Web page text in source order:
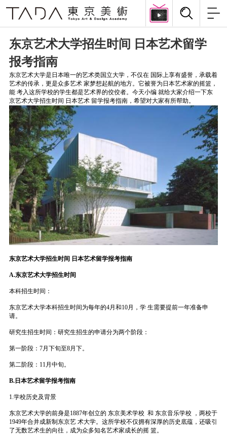
东京艺术大学招生时间 日本艺术留学
报考指南
东京艺术大学是日本唯一的艺术类国立大学，不仅在 国际上享有盛誉，承载着
艺术的传承，更是众多艺术 家梦想起航的地方。它被誉为日本艺术家的摇篮，
能 考入这所学校的学生都是艺术界的佼佼者。今天小编 就给大家介绍一下东
京艺术大学招生时间 日本艺术 留学报考指南，希望对大家有所帮助。
东京艺术大学招生时间 日本艺术留学报考指南
A.东京艺术大学招生时间
本科招生时间：
东京艺术大学本科招生时间为每年的4月和10月，学 生需要提前一年准备申
请。
研究生招生时间：研究生招生的申请分为两个阶段：
第一阶段：7月下旬至8月下。
第二阶段：11月中旬。
B.日本艺术留学报考指南
1.学校历史及背景
东京艺术大学的前身是1887年创立的 东京美术学校 和 东京音乐学校 ，两校于
1949年合并成新制东京艺 术大学。这所学校不仅拥有深厚的历史底蕴，还吸引
了无数艺术生的向往，成为众多知名艺术家成长的摇 篮。